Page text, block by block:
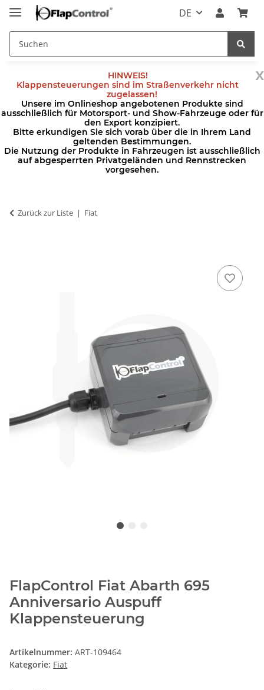
DE
x
HINWEIS!
Klappensteuerungen sind im Straßenverkehr nicht
zugelassen!
Unsere im Onlineshop angebotenen Produkte sind
ausschließlich für Motorsport- und Show-Fahrzeuge oder für
den Export konzipiert.
Bitte erkundigen Sie sich vorab über die in Ihrem Land
geltenden Bestimmungen.
Die Nutzung der Produkte in Fahrzeugen ist ausschließlich
auf abgesperrten Privatgeländen und Rennstrecken
vorgesehen.
Zurück zur Liste Fiat
FlapControl Fiat Abarth 695
Anniversario Auspuff
Klappensteuerung
Artikelnummer: ART-109464
Kategorie: Fiat